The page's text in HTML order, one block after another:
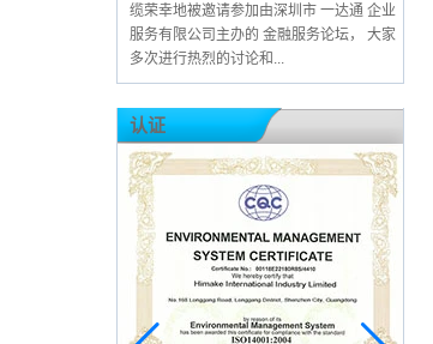
缆荣幸地被邀请参加由深圳市 一达通 企业
服务有限公司主办的 金融服务论坛， 大家
多次进行热烈的讨论和...
认证